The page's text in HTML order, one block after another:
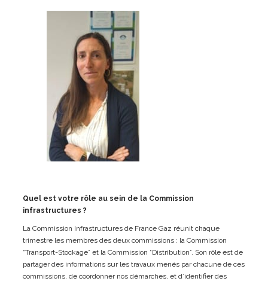
Quel est votre rôle au sein de la Commission
infrastructures ?
La Commission Infrastructures de France Gaz réunit chaque
trimestre les membres des deux commissions : la Commission
“Transport-Stockage” et la Commission “Distribution”. Son rôle est de
partager des informations sur les travaux menés par chacune de ces
commissions, de coordonner nos démarches, et d’identifier des